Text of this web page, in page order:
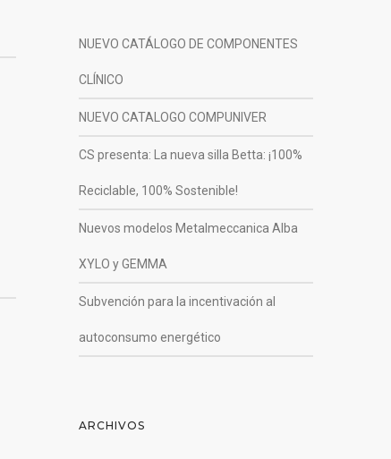
NUEVO CATÁLOGO DE COMPONENTES
CLÍNICO
NUEVO CATALOGO COMPUNIVER
CS presenta: La nueva silla Betta: ¡100%
Reciclable, 100% Sostenible!
Nuevos modelos Metalmeccanica Alba
XYLO y GEMMA
Subvención para la incentivación al
autoconsumo energético
ARCHIVOS